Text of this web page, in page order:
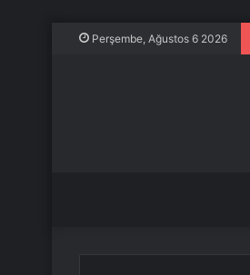
Perşembe, Ağustos 6 2026